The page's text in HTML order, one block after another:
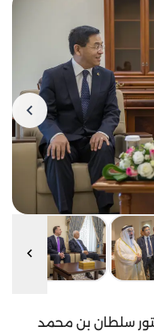
سلطان بن محمد